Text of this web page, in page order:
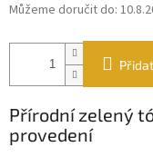
Můžeme doručit do:
Přírodní zelený
provedení